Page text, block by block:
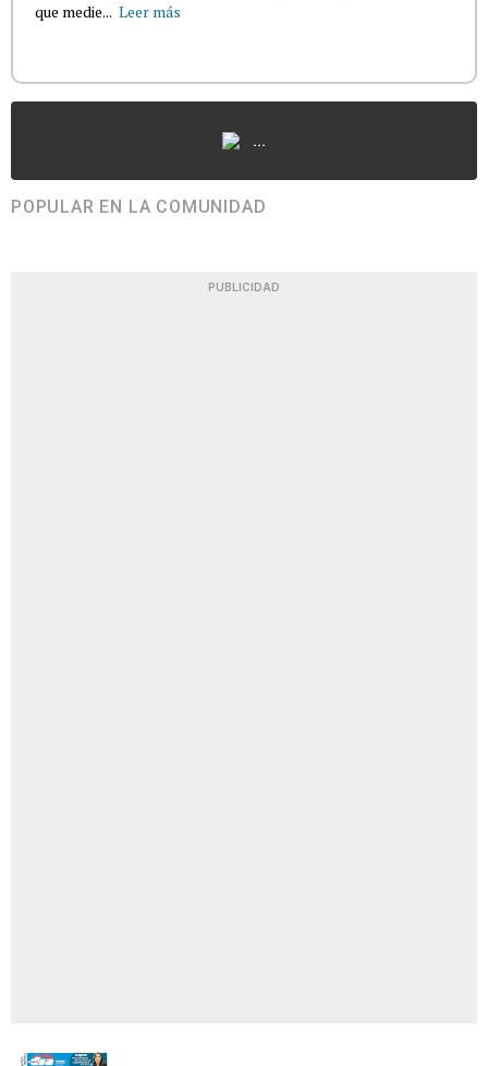
que medie... Leer más
...
POPULAR EN LA COMUNIDAD
PUBLICIDAD